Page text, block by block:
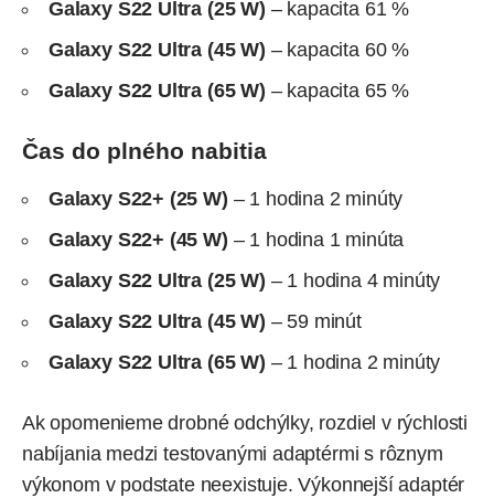
Galaxy S22 Ultra (25 W) – kapacita 61 %
Galaxy S22 Ultra (45 W) – kapacita 60 %
Galaxy S22 Ultra (65 W) – kapacita 65 %
Čas do plného nabitia
Galaxy S22+ (25 W) – 1 hodina 2 minúty
Galaxy S22+ (45 W) – 1 hodina 1 minúta
Galaxy S22 Ultra (25 W) – 1 hodina 4 minúty
Galaxy S22 Ultra (45 W) – 59 minút
Galaxy S22 Ultra (65 W) – 1 hodina 2 minúty
Ak opomenieme drobné odchýlky, rozdiel v rýchlosti
nabíjania medzi testovanými adaptérmi s rôznym
výkonom v podstate neexistuje. Výkonnejší adaptér